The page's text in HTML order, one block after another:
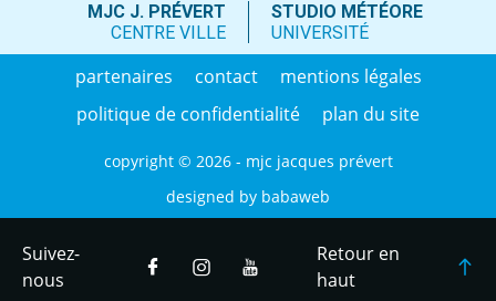
MJC J. PRÉVERT
CENTRE VILLE
STUDIO MÉTÉORE
UNIVERSITÉ
partenaires contact
mentions légales
politique de confidentialité
plan du site
copyright © 2026 - mjc jacques prévert
designed by babaweb
Suivez-
nous
Retour en
haut